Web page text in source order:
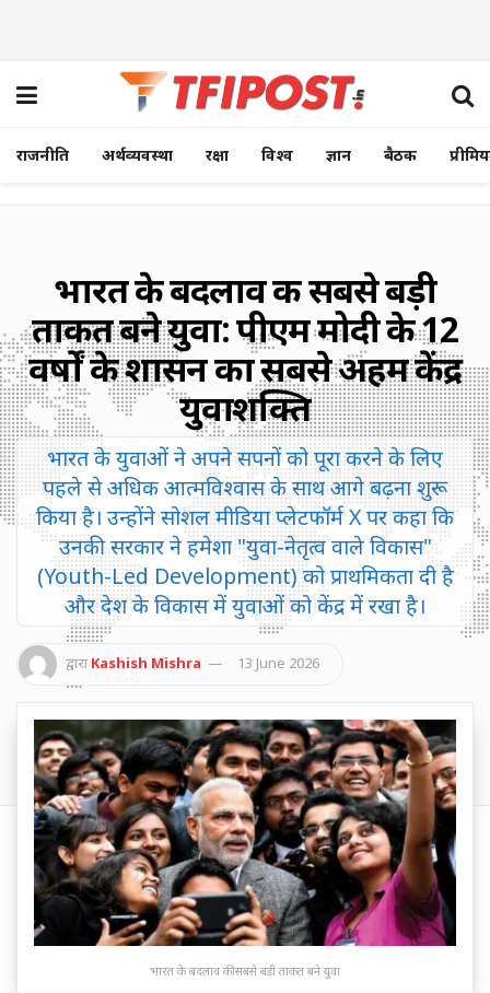
राजनीति अर्थव्यवस्था रक्षा विश्व ज्ञान बैठक
भारत के बदलाव की सबसे बड़ी
ताकत बने युवा: पीएम मोदी के 12
वर्षों के शासन का सबसे अहम केंद्र
युवाशक्ति
भारत के युवाओं ने अपने सपनों को पूरा करने के लिए
पहले से अधिक आत्मविश्वास के साथ आगे बढ़ना शुरू
किया है। उन्होंने सोशल मीडिया प्लेटफॉर्म X पर कहा कि
उनकी सरकार ने हमेशा "युवा-नेतृत्व वाले विकास"
(Youth-Led Development) को प्राथमिकता दी है
और देश के विकास में युवाओं को केंद्र में रखा है।
द्वारा Kashish Mishra 13 June 2026
भारत के बदलाव की सबसे बड़ी ताकत बने युवा